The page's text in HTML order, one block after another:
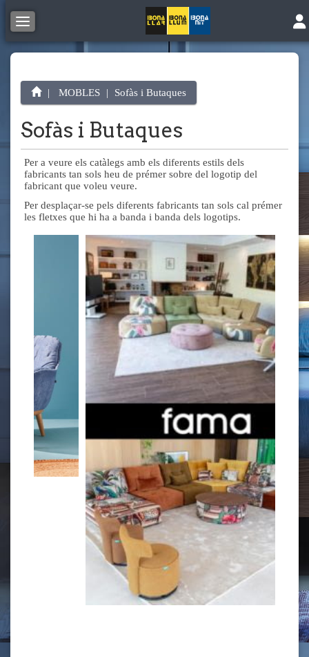
Toggle navigation
MOBLES Sofàs i Butaques
Sofàs i Butaques
Per a veure els catàlegs amb els diferents estils dels
fabricants tan sols heu de prémer sobre del logotip del
fabricant que voleu veure.
Per desplaçar-se pels diferents fabricants tan sols cal prémer
les fletxes que hi ha a banda i banda dels logotips.